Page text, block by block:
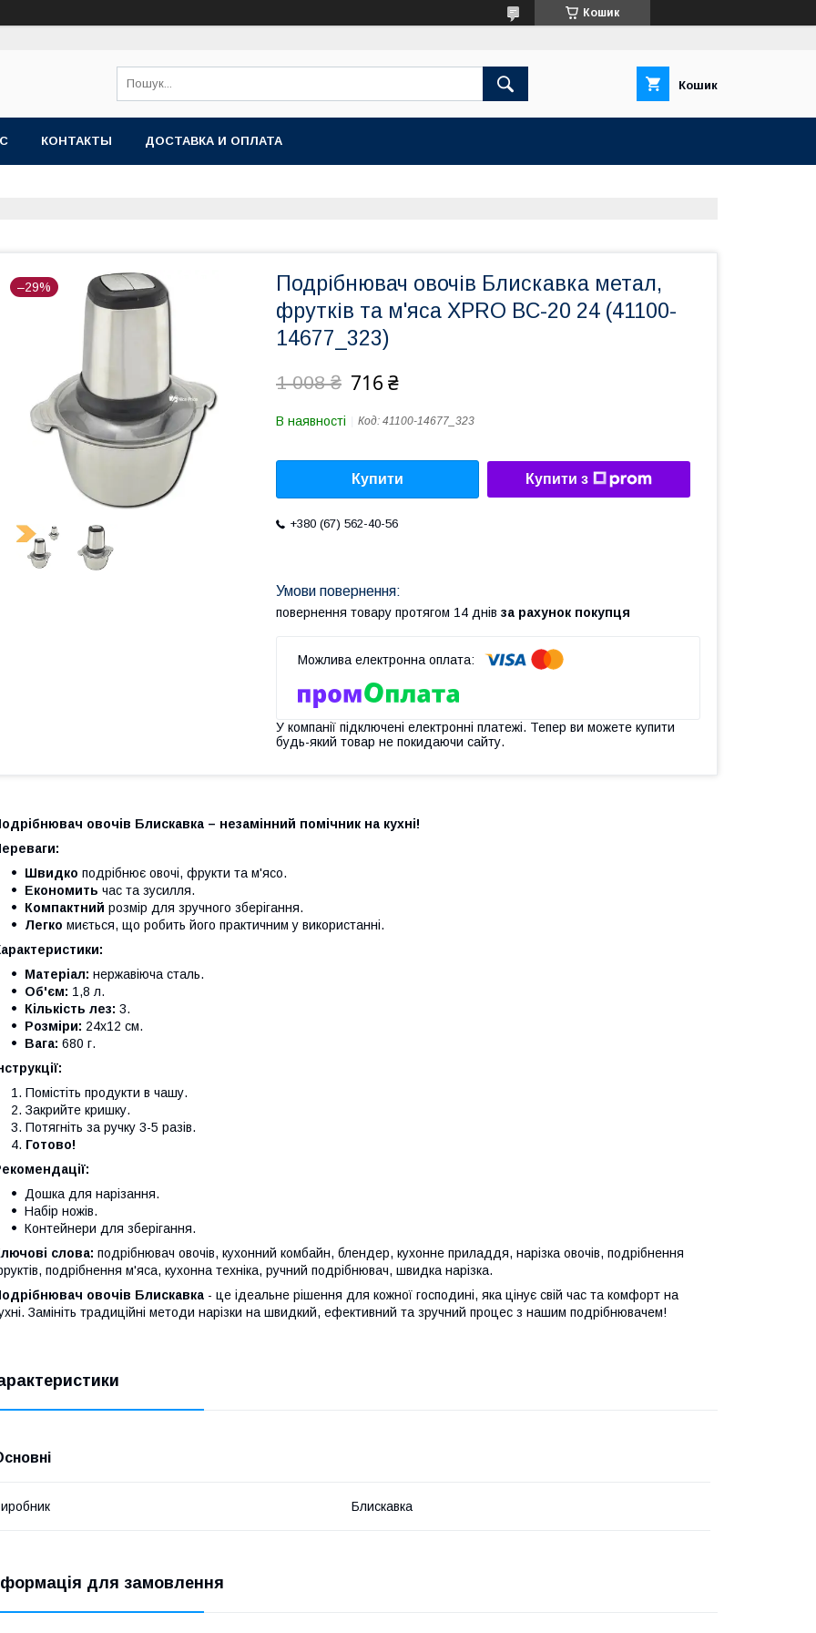
Кошик
Кошик
КОНТАКТЫ ДОСТАВКА И ОПЛАТА
–29%
Подрібнювач овочів Блискавка метал,
фрутків та м'яса XPRO BC-20 24 (41100-
14677_323)
1 008 ₴ 716 ₴
В наявності Код: 41100-14677_323
Купити Купити з
+380 (67) 562-40-56
повернення товару протягом 14 днів за рахунок покупця
У компанії підключені електронні платежі. Тепер ви можете купити
будь-який товар не покидаючи сайту.
овочів Блискавка – незамінний помічник на кухні!
Швидко подрібнює овочі, фрукти та м'ясо.
Економить час та зусилля.
Компактний розмір для зручного зберігання.
Легко миється, що робить його практичним у використанні.
Матеріал: нержавіюча сталь.
Об'єм: 1,8 л.
Кількість лез: 3.
Розміри: 24x12 см.
Вага: 680 г.
Помістіть продукти в чашу.
Закрийте кришку.
Потягніть за ручку 3-5 разів.
Готово!
Дошка для нарізання.
Набір ножів.
Контейнери для зберігання.
слова: подрібнювач овочів, кухонний комбайн, блендер, кухонне приладдя, нарізка овочів, подрібнення
подрібнення м'яса, кухонна техніка, ручний подрібнювач, швидка нарізка.
овочів Блискавка - це ідеальне рішення для кожної господині, яка цінує свій час та комфорт на
Замініть традиційні методи нарізки на швидкий, ефективний та зручний процес з нашим подрібнювачем!
Блискавка
для замовлення